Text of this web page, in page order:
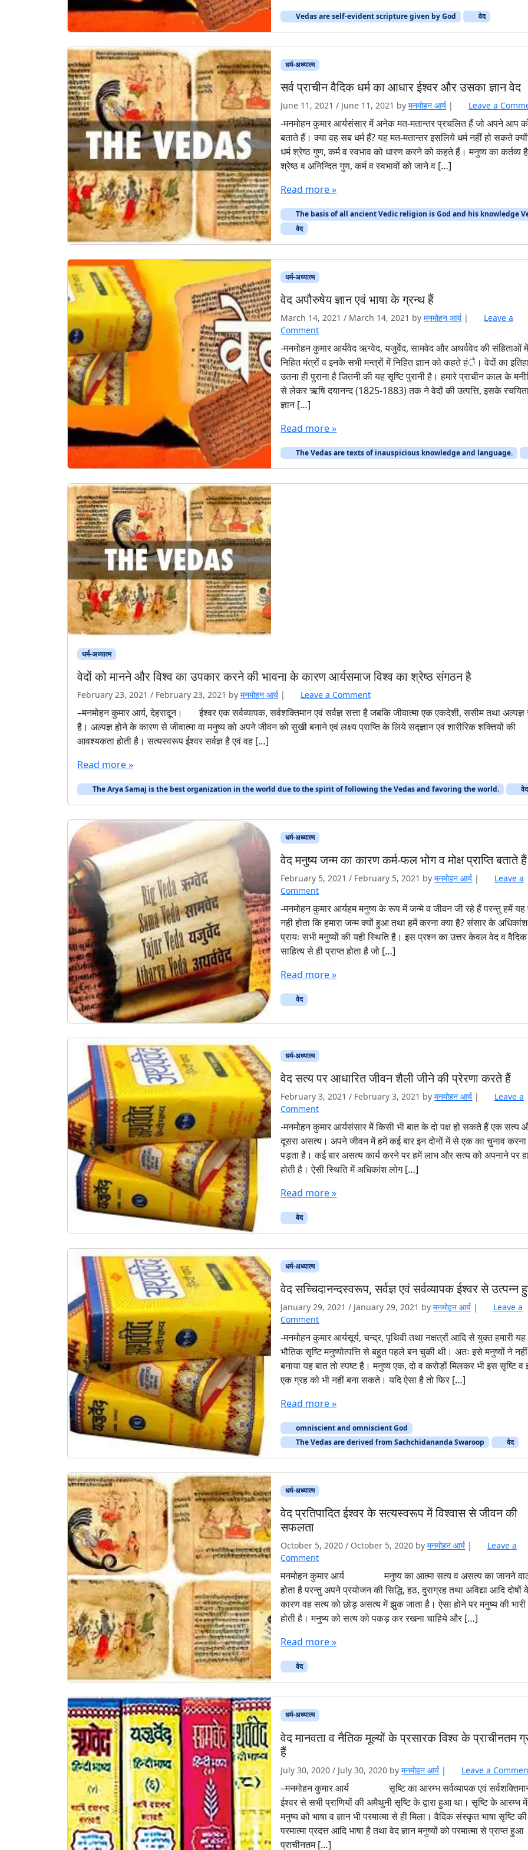
Vedas are self-evident scripture given by God वेद
धर्म-अध्यात्म
सर्व प्राचीन वैदिक धर्म का आधार ईश्वर और उसका ज्ञान वेद
June 11, 2021 / June 11, 2021 byमनमोहन आर्य | Leave a
-मनमोहन कुमार आर्यसंसार में अनेक मत-मतान्तर प्रचलित हैं जो अपने आप
बताते हैं। क्या वह सब धर्म हैं? यह मत-मतान्तर इसलिये धर्म नहीं हो सकते
धर्म श्रेष्ठ गुण, कर्म व स्वभाव को धारण करने को कहते हैं। मनुष्य का कर्तव्य
श्रेष्ठ व अनिन्दित गुण, कर्म व स्वभावों को जाने व […]
Read more »
The basis of all ancient Vedic religion is God and his knowledge
वेद
धर्म-अध्यात्म
वेद अपौरुषेय ज्ञान एवं भाषा के ग्रन्थ हैं
March 14, 2021 / March 14, 2021 byमनमोहन आर्य |
Leave a
Comment
-मनमोहन कुमार आर्यवेद ऋग्वेद, यजुर्वेद, सामवेद और अथर्ववेद की संहिताओं
निहित मंत्रों व इनके सभी मन्त्रों में निहित ज्ञान को कहते हंै। वेदों का
उतना ही पुराना है जितनी की यह सृष्टि पुरानी है। हमारे प्राचीन काल के
से लेकर ऋषि दयानन्द (1825-1883) तक ने वेदों की उत्पत्ति, इसके
ज्ञान […]
Read more »
The Vedas are texts of inauspicious knowledge and language.
धर्म-अध्यात्म
वेदों को मानने और विश्व का उपकार करने की भावना के कारण आर्यसमाज विश्व का श्रेष्ठ संगठन है
February 23, 2021 / February 23, 2021 by मनमोहन आर्य | Leave a Comment
–मनमोहन कुमार आर्य, देहरादून। ईश्वर एक सर्वव्यापक, सर्वशक्तिमान एवं सर्वज्ञ सत्ता है जबकि जीवात्मा एक एकदेशी, ससीम तथा अल्पज्ञ
है। अल्पज्ञ होने के कारण से जीवात्मा वा मनुष्य को अपने जीवन को सुखी बनाने एवं लक्ष्य प्राप्ति के लिये सद्ज्ञान एवं शारीरिक शक्तियों की
आवश्यकता होती है। सत्यस्वरूप ईश्वर सर्वज्ञ है एवं वह […]
Read more »
The Arya Samaj is the best organization in the world due to the spirit of following the Vedas and favoring the world. वेद
धर्म-अध्यात्म
वेद मनुष्य जन्म का कारण कर्म-फल भोग व मोक्ष प्राप्ति बताते हैं
February 5, 2021 / February 5, 2021 byमनमोहन आर्य |
Leave a
Comment
-मनमोहन कुमार आर्यहम मनुष्य के रूप में जन्मे व जीवन जी रहे हैं परन्तु हमें यह
नही होता कि हमारा जन्म क्यों हुआ तथा हमें करना क्या है? संसार के
प्रायः सभी मनुष्यों की यही स्थिति है। इस प्रश्न का उत्तर केवल वेद व वैदिक
साहित्य से ही प्राप्त होता है जो […]
Read more »
वेद
धर्म-अध्यात्म
वेद सत्य पर आधारित जीवन शैली जीने की प्रेरणा करते हैं
February 3, 2021 / February 3, 2021 byमनमोहन आर्य |
Leave a
Comment
-मनमोहन कुमार आर्यसंसार में किसी भी बात के दो पक्ष हो सकते हैं एक सत्य
दूसरा असत्य। अपने जीवन में हमें कई बार इन दोनों में से एक का चुनाव करना
पड़ता है। कई बार असत्य कार्य करने पर हमें लाभ और सत्य को अपनाने पर
होती है। ऐसी स्थिति में अधिकांश लोग […]
Read more »
वेद
धर्म-अध्यात्म
वेद सच्चिदानन्दस्वरूप, सर्वज्ञ एवं सर्वव्यापक ईश्वर से उत्पन्न
January 29, 2021 / January 29, 2021 byमनमोहन आर्य |
Leave a
Comment
-मनमोहन कुमार आर्यसूर्य, चन्द्र, पृथिवी तथा नक्षत्रों आदि से युक्त हमारी यह
भौतिक सृष्टि मनुष्योत्पत्ति से बहुत पहले बन चुकी थी। अतः इसे मनुष्यों ने नहीं
बनाया यह बात तो स्पष्ट है। मनुष्य एक, दो व करोड़ों मिलकर भी इस सृष्टि
एक ग्रह को भी नहीं बना सकते। यदि ऐसा है तो फिर […]
Read more »
omniscient and omniscient God
The Vedas are derived from Sachchidananda Swaroop
वेद
धर्म-अध्यात्म
वेद प्रतिपादित ईश्वर के सत्यस्वरूप में विश्वास से जीवन की
सफलता
October 5, 2020 / October 5, 2020 byमनमोहन आर्य |
Leave a
Comment
मनमोहन कुमार आर्य मनुष्य का आत्मा सत्य व असत्य का जानने
होता है परन्तु अपने प्रयोजन की सिद्धि, हठ, दुराग्रह तथा अविद्या आदि दोषों
कारण वह सत्य को छोड़ असत्य में झुक जाता है। ऐसा होने पर मनुष्य की भारी
होती है। मनुष्य को सत्य को पकड़ कर रखना चाहिये और […]
Read more »
वेद
धर्म-अध्यात्म
वेद मानवता व नैतिक मूल्यों के प्रसारक विश्व के प्राचीनतम
हैं
July 30, 2020 / July 30, 2020 byमनमोहन आर्य | Leave a
–मनमोहन कुमार आर्य सृष्टि का आरम्भ सर्वव्यापक एवं
ईश्वर से सभी प्राणियों की अमैथुनी सृष्टि के द्वारा हुआ था। सृष्टि के आरम्भ में
मनुष्य को भाषा व ज्ञान भी परमात्मा से ही मिला। वैदिक संस्कृत भाषा सृष्टि की
परमात्मा प्रदत्त आदि भाषा है तथा वेद ज्ञान मनुष्यों को परमात्मा से प्राप्त हुआ
प्राचीनतम […]